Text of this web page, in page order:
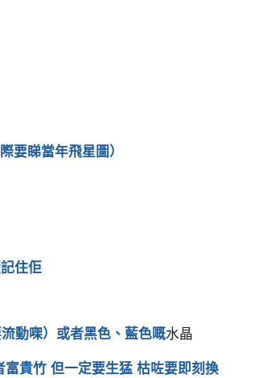
要睇當年飛星圖）
住佢
動㗎）或者黑色、藍色嘅水晶
富貴竹 但一定要生猛 枯咗要即刻換